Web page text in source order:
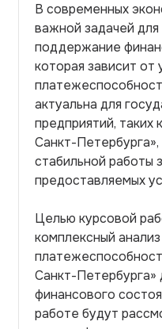
В современных
важной задачей для
поддержание
которая зависит от
актуальна для
предприятий, таких
Санкт-Петербурга»,
стабильной работы
предоставляемых
Целью курсовой
комплексный
Санкт-Петербурга»
финансового
работе будут